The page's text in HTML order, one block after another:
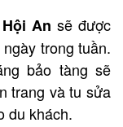
An sẽ được
trong tuần.
bảo tàng sẽ
trang và tu sửa
du khách.